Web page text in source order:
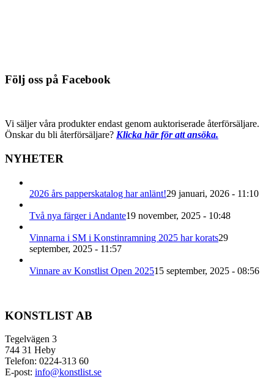
Följ oss på Facebook
Vi säljer våra produkter endast genom auktoriserade återförsäljare.
Önskar du bli återförsäljare? Klicka här för att ansöka.
NYHETER
2026 års papperskatalog har anlänt!29 januari, 2026 - 11:10
Två nya färger i Andante19 november, 2025 - 10:48
Vinnarna i SM i Konstinramning 2025 har korats29
september, 2025 - 11:57
Vinnare av Konstlist Open 202515 september, 2025 - 08:56
KONSTLIST AB
Tegelvägen 3
744 31 Heby
Telefon: 0224-313 60
E-post: info@konstlist.se